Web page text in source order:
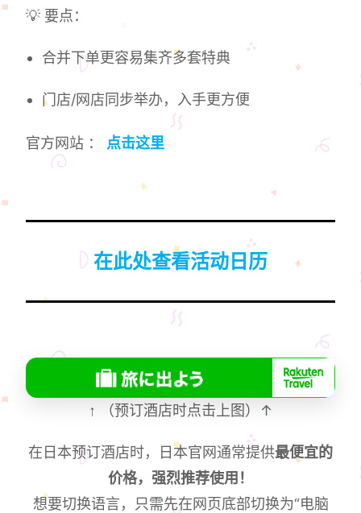
💡 要点：
合并下单更容易集齐多套特典
门店/网店同步举办，入手更方便
官方网站 ： 点击这里
在此处查看活动日历
↑ （预订酒店时点击上图）↑
在日本预订酒店时，日本官网通常提供最便宜的
价格，强烈推荐使用！
想要切换语言，只需先在网页底部切换为“电脑